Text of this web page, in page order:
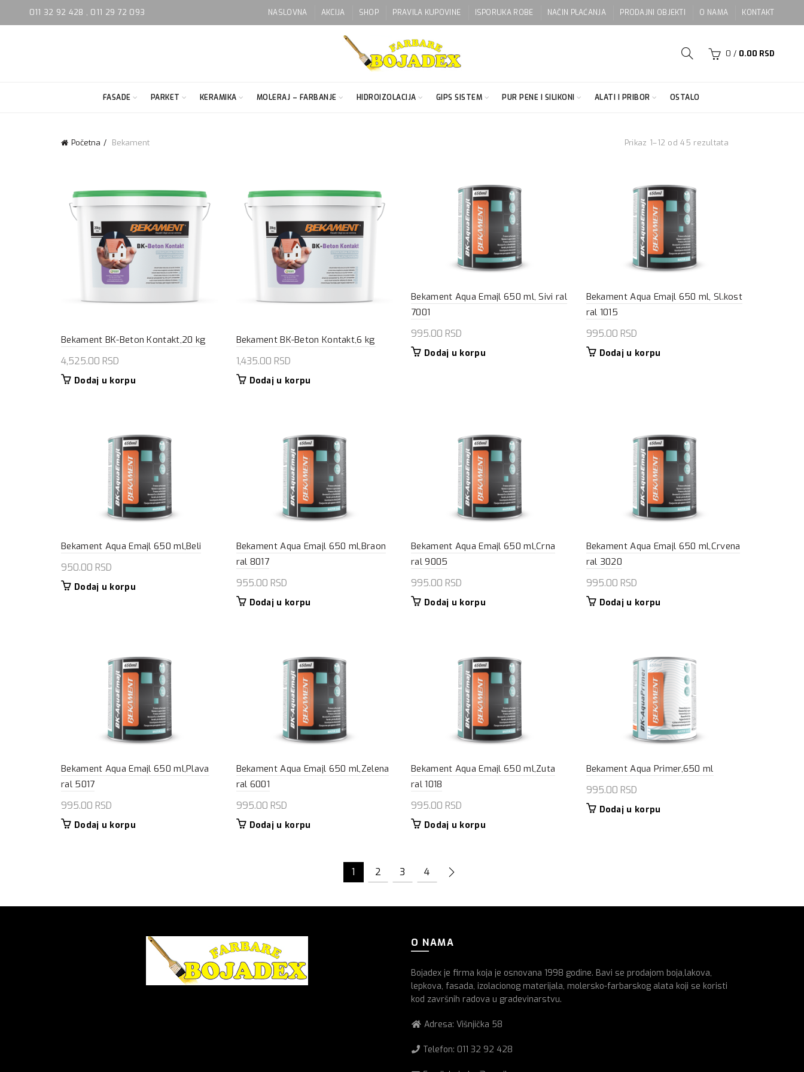
011 32 92 428 , 011 29 72 093 NASLOVNA AKCIJA SHOP PRAVILA KUPOVINE ISPORUKA ROBE NAČIN PLAĆANJA PRODAJNI OBJEKTI O NAMA KONTAKT
0 / 0.00 RSD
FASADE PARKET KERAMIKA MOLERAJ – FARBANJE HIDROIZOLACIJA GIPS SISTEM PUR PENE I SILIKONI ALATI I PRIBOR OSTALO
Početna Bekament Prikaz 1–12 od 45 rezultata
Bekament BK-Beton Kontakt,20 kg
4,525.00 RSD
Dodaj u korpu
Bekament BK-Beton Kontakt,6 kg
1,435.00 RSD
Dodaj u korpu
Bekament Aqua Emajl 650 ml, Sivi ral
7001
995.00 RSD
Dodaj u korpu
Bekament Aqua Emajl 650 ml, Sl.kost
ral 1015
995.00 RSD
Dodaj u korpu
Bekament Aqua Emajl 650 ml,Beli
950.00 RSD
Dodaj u korpu
Bekament Aqua Emajl 650 ml,Braon
ral 8017
955.00 RSD
Dodaj u korpu
Bekament Aqua Emajl 650 ml,Crna
ral 9005
995.00 RSD
Dodaj u korpu
Bekament Aqua Emajl 650 ml,Crvena
ral 3020
995.00 RSD
Dodaj u korpu
Bekament Aqua Emajl 650 ml,Plava
ral 5017
995.00 RSD
Dodaj u korpu
Bekament Aqua Emajl 650 ml,Zelena
ral 6001
995.00 RSD
Dodaj u korpu
Bekament Aqua Emajl 650 ml,Zuta
ral 1018
995.00 RSD
Dodaj u korpu
Bekament Aqua Primer,650 ml
995.00 RSD
Dodaj u korpu
1 2 3 4
O NAMA
Bojadex je firma koja je osnovana 1998 godine. Bavi se prodajom boja,lakova,
lepkova, fasada, izolacionog materijala, molersko-farbarskog alata koji se koristi
kod završnih radova u gradevinarstvu.
Adresa: Višnjička 58
Telefon: 011 32 92 428